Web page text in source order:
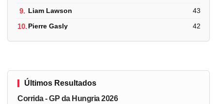
9. Liam Lawson 43
10.Pierre Gasly 42
Últimos Resultados
Corrida - GP da Hungria 2026